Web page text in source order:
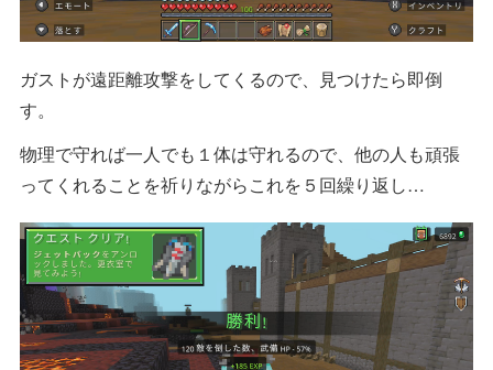
ガストが遠距離攻撃をしてくるので、見つけたら即倒
す。
物理で守れば一人でも１体は守れるので、他の人も頑張
ってくれることを祈りながらこれを５回繰り返し…